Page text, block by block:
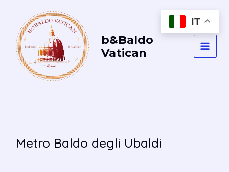
contenuto
b&Baldo
Vatican
Metro Baldo degli Ubaldi
IT